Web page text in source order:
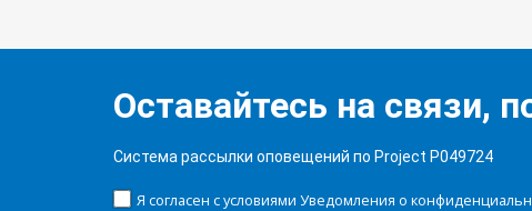
Оставайтесь на связи,
Система рассылки оповещений по Project P049724
Я согласен с условиями Уведомления о